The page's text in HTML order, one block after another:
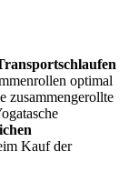
optimal
zusammengerollte
Kauf der